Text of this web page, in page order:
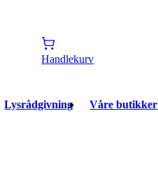
Handlekurv
Lysrådgivning Våre butikker